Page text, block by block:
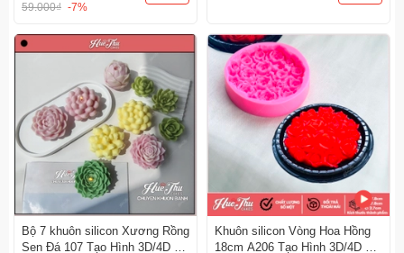
59.000₫ -7%
Bộ 7 khuôn silicon Xương Rồng
Sen Đá 107 Tạo Hình 3D/4D Đa
Khuôn silicon Vòng Hoa Hồng
18cm A206 Tạo Hình 3D/4D Đa